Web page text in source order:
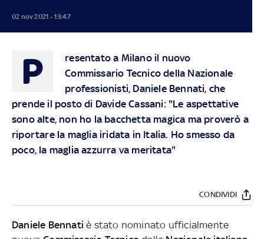
02 nov 2021 - 13:47
P
resentato a Milano il nuovo
Commissario Tecnico della Nazionale
professionisti, Daniele Bennati, che
prende il posto di Davide Cassani: "Le aspettative
sono alte, non ho la bacchetta magica ma proverò a
riportare la maglia iridata in Italia. Ho smesso da
poco, la maglia azzurra va meritata"
CONDIVIDI
Daniele Bennati è stato nominato ufficialmente